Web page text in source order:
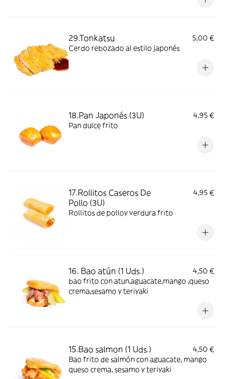
29.Tonkatsu
5,00 €
Cerdo rebozado al estilo japonés
18.Pan Japonés (3U)
4,95 €
Pan dulce frito
17.Rollitos Caseros De
Pollo (3U)
4,95 €
Rollitos de polloy verdura frito
16. Bao atún (1 Uds.)
4,50 €
bao frito con atun,aguacate,mango ,queso
crema,sesamo y teriyaki
15.Bao salmon (1 Uds.)
4,50 €
Bao frito de salmón con aguacate, mango
queso crema, sesamo y teriyaki